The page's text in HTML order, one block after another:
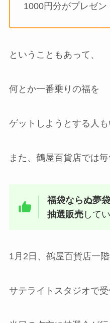
1000円分がプレゼン
ということもあって、
何とか一番乗りの福を
ゲットしようとする人も
また、鶴屋百貨店では毎
福袋ならぬ夢
抽選販売 して
1月2日、鶴屋百貨店一
サテライトスタジオで受